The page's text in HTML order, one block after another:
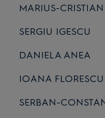
MARIUS-
SERGIU IGESCU
DANIELA ANEA
IOANA FLORESCU
SERBAN-